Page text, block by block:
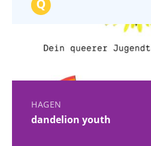
HAGEN
dandelion youth